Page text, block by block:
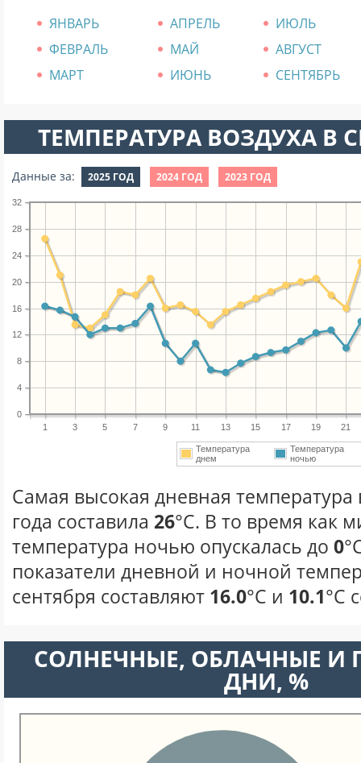
ЯНВАРЬ АПРЕЛЬ
ИЮЛЬ
ФЕВРАЛЬ
МАЙ
АВГУСТ
МАРТ
ИЮНЬ СЕНТЯБРЬ
ТЕМПЕРАТУРА ВОЗДУХА В
Данные за: 2025 ГОД 2024 ГОД 2023 ГОД
1 3 5 7 9 11 13 15 17 19 21
0
4
8
12
16
20
24
28
32
Температура
днем
Температура
ночью
Самая высокая дневная температура
года составила 26°С. В то время как
температура ночью опускалась до 0
показатели дневной и ночной
сентября составляют 16.0°С и 10.1°С
CОЛНЕЧНЫЕ, ОБЛАЧНЫЕ И
ДНИ, %